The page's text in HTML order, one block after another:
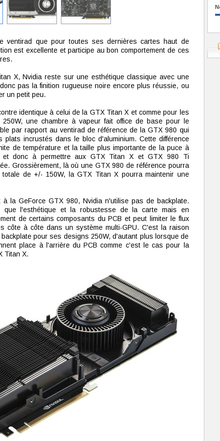
ventirad que pour toutes ses dernières cartes haut de
est excellente et participe au bon comportement de ces
X, Nvidia reste sur une esthétique classique avec une
pas la finition rugueuse noire encore plus réussie, ou
un petit peu.
identique à celui de la GTX Titan X et comme pour les
une chambre à vapeur fait office de base pour le
par rapport au ventirad de référence de la GTX 980 qui
incrustés dans le bloc d'aluminium. Cette différence
de température et la taille plus importante de la puce à
et donc à permettre aux GTX Titan X et GTX 980 Ti
Grossièrement, là où une GTX 980 de référence pourra
de +/- 150W, la GTX Titan X pourra maintenir une
à la GeForce GTX 980, Nvidia n'utilise pas de backplate.
que l'esthétique et la robustesse de la carte mais en
de certains composants du PCB et peut limiter le flux
côte à côte dans un système multi-GPU. C'est la raison
pour ses designs 250W, d'autant plus lorsque de
place à l'arrière du PCB comme c'est le cas pour la
Titan X.